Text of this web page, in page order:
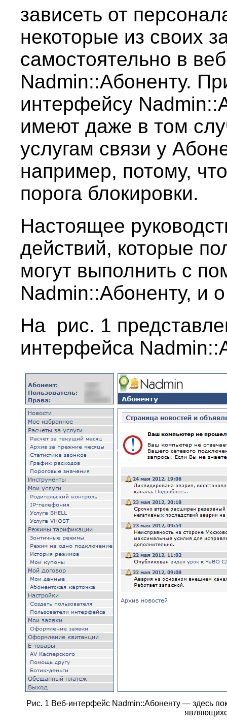
зависеть от
некоторые из своих
самостоятельно в
Nadmin::Абоненту.
интерфейсу
имеют даже в том
услугам связи у
например, потому,
порога блокировки.
Настоящее
действий, которые
могут выполнить с
Nadmin::Абоненту, и
На рис. 1
интерфейса
Рис. 1 Веб-интерфейс Nadmin::Абоненту — здесь